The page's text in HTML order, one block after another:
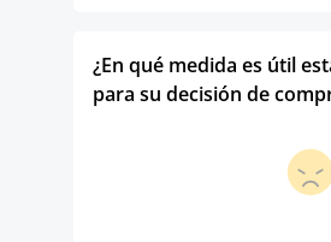
¿En qué medida es útil
para su decisión de